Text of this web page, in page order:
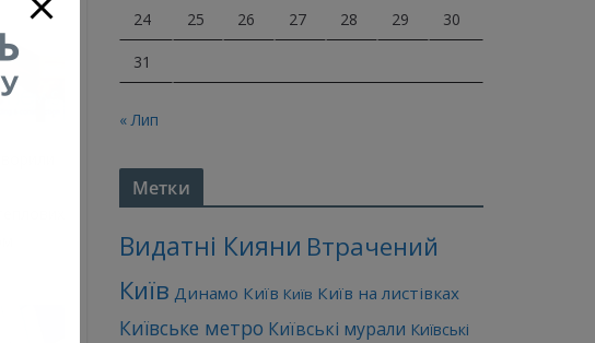
24 25 26 27 28 29 30
31
« Лип
Метки
Видатні Кияни Втрачений
Київ Динамо Київ Київ Київ на листівках
Київське метро Київські мурали Київські